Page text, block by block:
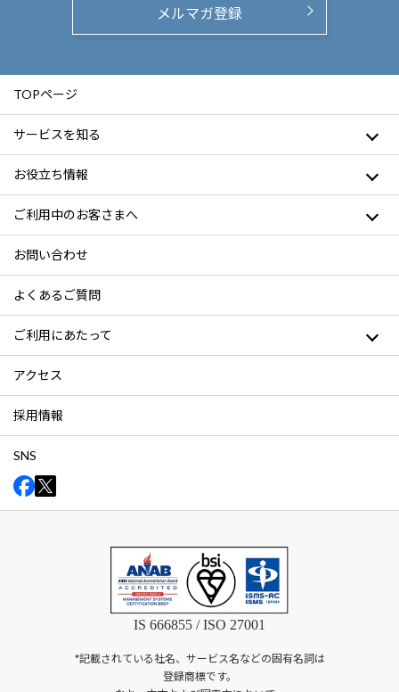
メルマガ登録
TOPページ
サービスを知る
お役立ち情報
ご利用中のお客さまへ
お問い合わせ
よくあるご質問
ご利用にあたって
アクセス
採用情報
SNS
IS 666855 / ISO 27001
*記載されている社名、サービス名などの固有名詞は
登録商標です。